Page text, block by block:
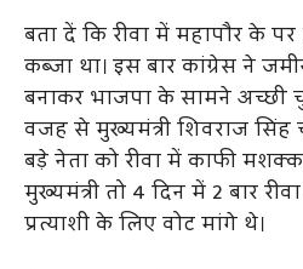
बता दें क‍ि रीवा में महापौर के
कब्‍जा था। इस बार कांग्रेस ने
बनाकर भाजपा के सामने अच्छी
वजह से मुख्यमंत्री शिवराज
बड़े नेता को रीवा में काफी
मुख्यमंत्री तो 4 दिन में 2 बार
प्रत्याशी के लिए वोट मांगे थे।